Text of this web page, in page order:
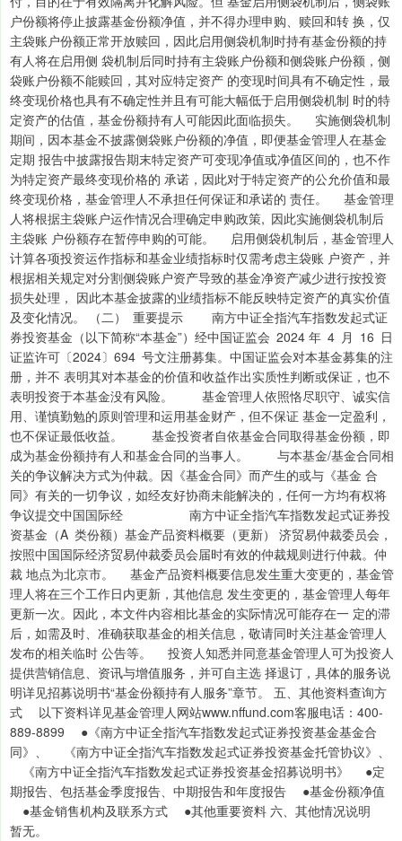
户份额将停止披露基金份额净值，并不得办理申购、赎回和转 换，仅
主袋账户份额正常开放赎回，因此启用侧袋机制时持有基金份额的持
有人将在启用侧 袋机制后同时持有主袋账户份额和侧袋账户份额，侧
袋账户份额不能赎回，其对应特定资产 的变现时间具有不确定性，最
终变现价格也具有不确定性并且有可能大幅低于启用侧袋机制 时的特
定资产的估值，基金份额持有人可能因此面临损失。 实施侧袋机制
期间，因本基金不披露侧袋账户份额的净值，即便基金管理人在基金
定期 报告中披露报告期末特定资产可变现净值或净值区间的，也不作
为特定资产最终变现价格的 承诺，因此对于特定资产的公允价值和最
终变现价格，基金管理人不承担任何保证和承诺的 责任。 基金管理
人将根据主袋账户运作情况合理确定申购政策, 因此实施侧袋机制后
主袋账 户份额存在暂停申购的可能。 启用侧袋机制后，基金管理人
计算各项投资运作指标和基金业绩指标时仅需考虑主袋账 户资产，并
根据相关规定对分割侧袋账户资产导致的基金净资产减少进行按投资
损失处理， 因此本基金披露的业绩指标不能反映特定资产的真实价值
及变化情况。 （二） 重要提示 南方中证全指汽车指数发起式证
券投资基金（以下简称“本基金”）经中国证监会 2024 年 4 月 16 日
证监许可〔2024〕694 号文注册募集。中国证监会对本基金募集的注
册，并不 表明其对本基金的价值和收益作出实质性判断或保证，也不
表明投资于本基金没有风险。 基金管理人依照恪尽职守、诚实信
用、谨慎勤勉的原则管理和运用基金财产，但不保证 基金一定盈利，
也不保证最低收益。 基金投资者自依基金合同取得基金份额，即
成为基金份额持有人和基金合同的当事人。 与本基金/基金合同相
关的争议解决方式为仲裁。因《基金合同》而产生的或与《基金 合
同》有关的一切争议，如经友好协商未能解决的，任何一方均有权将
争议提交中国国际经 南方中证全指汽车指数发起式证券投
资基金（A 类份额）基金产品资料概要（更新） 济贸易仲裁委员会，
按照中国国际经济贸易仲裁委员会届时有效的仲裁规则进行仲裁。仲
裁 地点为北京市。 基金产品资料概要信息发生重大变更的，基金管
理人将在三个工作日内更新，其他信息 发生变更的，基金管理人每年
更新一次。因此，本文件内容相比基金的实际情况可能存在一 定的滞
后，如需及时、准确获取基金的相关信息，敬请同时关注基金管理人
发布的相关临时 公告等。 投资人知悉并同意基金管理人可为投资人
提供营销信息、资讯与增值服务，并可自主选 择退订，具体的服务说
明详见招募说明书“基金份额持有人服务”章节。 五、其他资料查询方
式 以下资料详见基金管理人网站www.nffund.com客服电话：400-
889-8899 ●《南方中证全指汽车指数发起式证券投资基金基金合
同》、 《南方中证全指汽车指数发起式证券投资基金托管协议》、
《南方中证全指汽车指数发起式证券投资基金招募说明书》 ●定
期报告、包括基金季度报告、中期报告和年度报告 ●基金份额净值
●基金销售机构及联系方式 ●其他重要资料 六、其他情况说明
暂无。